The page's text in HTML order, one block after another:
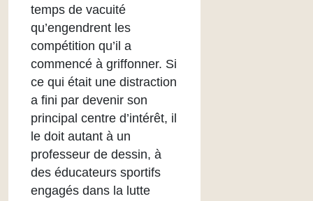
temps de vacuité
qu’engendrent les
compétition qu’il a
commencé à griffonner. Si
ce qui était une distraction
a fini par devenir son
principal centre d’intérêt, il
le doit autant à un
professeur de dessin, à
des éducateurs sportifs
engagés dans la lutte